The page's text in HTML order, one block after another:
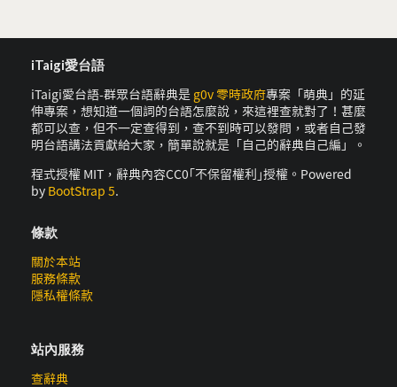
iTaigi愛台語
iTaigi愛台語-群眾台語辭典是 g0v 零時政府專案「萌典」的延
伸專案，想知道一個詞的台語怎麼說，來這裡查就對了！甚麼
都可以查，但不一定查得到，查不到時可以發問，或者自己發
明台語講法貢獻給大家，簡單說就是「自己的辭典自己編」。
程式授權 MIT，辭典內容CC0｢不保留權利｣授權。Powered
by BootStrap 5.
條款
關於本站
服務條款
隱私權條款
站內服務
查辭典